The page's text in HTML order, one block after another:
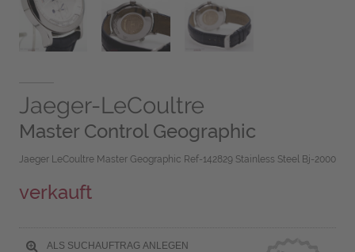
Jaeger-LeCoultre
Master Control Geographic
Jaeger LeCoultre Master Geographic Ref-142829 Stainless Steel Bj-2000
verkauft
ALS SUCHAUFTRAG ANLEGEN